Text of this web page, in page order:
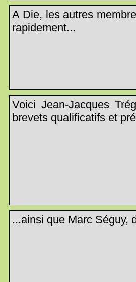
A Die, les autres
rapidement...
Voici Jean-Jacques
brevets qualificatifs et
...ainsi que Marc Séguy,